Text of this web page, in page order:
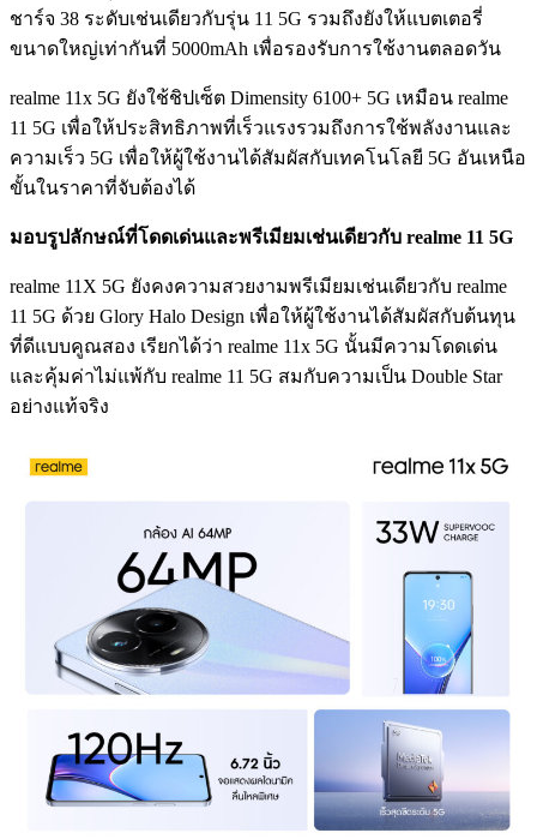
ชาร์จ 38 ระดับเช่นเดียวกับรุ่น 11 5G รวมถึงยังให้แบตเตอรี่
ขนาดใหญ่เท่ากันที่ 5000mAh เพื่อรองรับการใช้งานตลอดวัน
realme 11x 5G ยังใช้ชิปเซ็ต Dimensity 6100+ 5G เหมือน realme
11 5G เพื่อให้ประสิทธิภาพที่เร็วแรงรวมถึงการใช้พลังงานและ
ความเร็ว 5G เพื่อให้ผู้ใช้งานได้สัมผัสกับเทคโนโลยี 5G อันเหนือ
ขั้นในราคาที่จับต้องได้
มอบรูปลักษณ์ที่โดดเด่นและพรีเมียมเช่นเดียวกับ realme 11 5G
realme 11X 5G ยังคงความสวยงามพรีเมียมเช่นเดียวกับ realme
11 5G ด้วย Glory Halo Design เพื่อให้ผู้ใช้งานได้สัมผัสกับต้นทุน
ที่ดีแบบคูณสอง เรียกได้ว่า realme 11x 5G นั้นมีความโดดเด่น
และคุ้มค่าไม่แพ้กับ realme 11 5G สมกับความเป็น Double Star
อย่างแท้จริง